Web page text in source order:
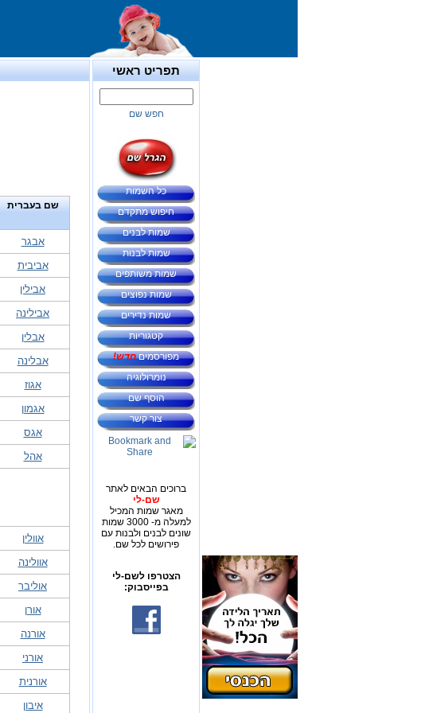
תפריט ראשי
חפש שם
כל השמות
חיפוש מתקדם
שמות לבנים
שמות לבנות
שמות משותפים
שמות נפוצים
שמות נדירים
קטגוריות
מפורסמיםחדש!
נומרולוגיה
הוסף שם
צור קשר
ברוכים הבאים לאתר
שם-לי
מאגר שמות המכיל
למעלה מ- 3000 שמות
שונים לבנים ולבנות עם
פירושים לכל שם.
הצטרפו לשם-לי
בפייסבוק:
שם בעברית
אבגר
אביבית
אבילין
אבילינה
אבלין
אבלינה
אגוז
אגמון
אגס
אהל
אוולין
אוולינה
אוליבר
אורן
אורנה
אורני
אורנית
איבון